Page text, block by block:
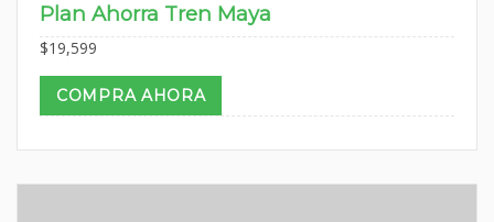
Plan Ahorra Tren Maya
$19,599
COMPRA AHORA